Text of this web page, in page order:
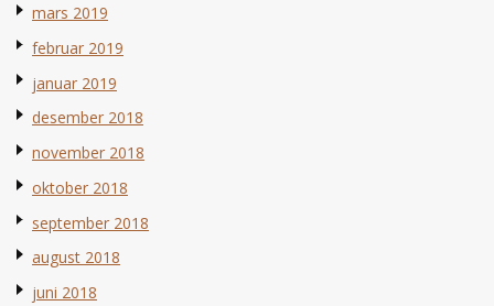
mars 2019
februar 2019
januar 2019
desember 2018
november 2018
oktober 2018
september 2018
august 2018
juni 2018